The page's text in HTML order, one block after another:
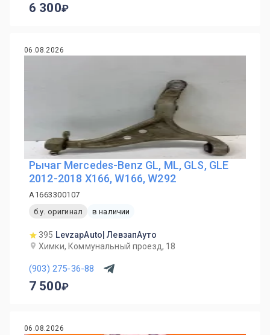
6 300
06.08.2026
Рычаг Mercedes-Benz GL, ML, GLS, GLE
2012-2018 X166, W166, W292
A1663300107
б.у. оригинал
в наличии
395 LevzapAuto| ЛевзапАуто
Химки, Коммунальный проезд, 18
(903) 275-36-88
7 500
06.08.2026